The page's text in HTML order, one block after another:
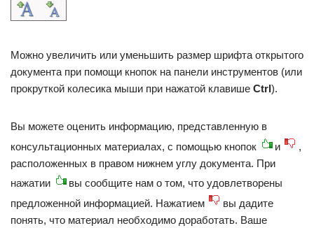
Можно увеличить или уменьшить размер шрифта открытого
документа при помощи кнопок на панели инструментов (или
прокруткой колесика мыши при нажатой клавише Ctrl).
Вы можете оценить информацию, представленную в
консультационных материалах, с помощью кнопок
и
,
расположенных в правом нижнем углу документа. При
нажатии
вы сообщите нам о том, что удовлетворены
предложенной информацией. Нажатием
вы дадите
понять, что материал необходимо доработать. Ваше